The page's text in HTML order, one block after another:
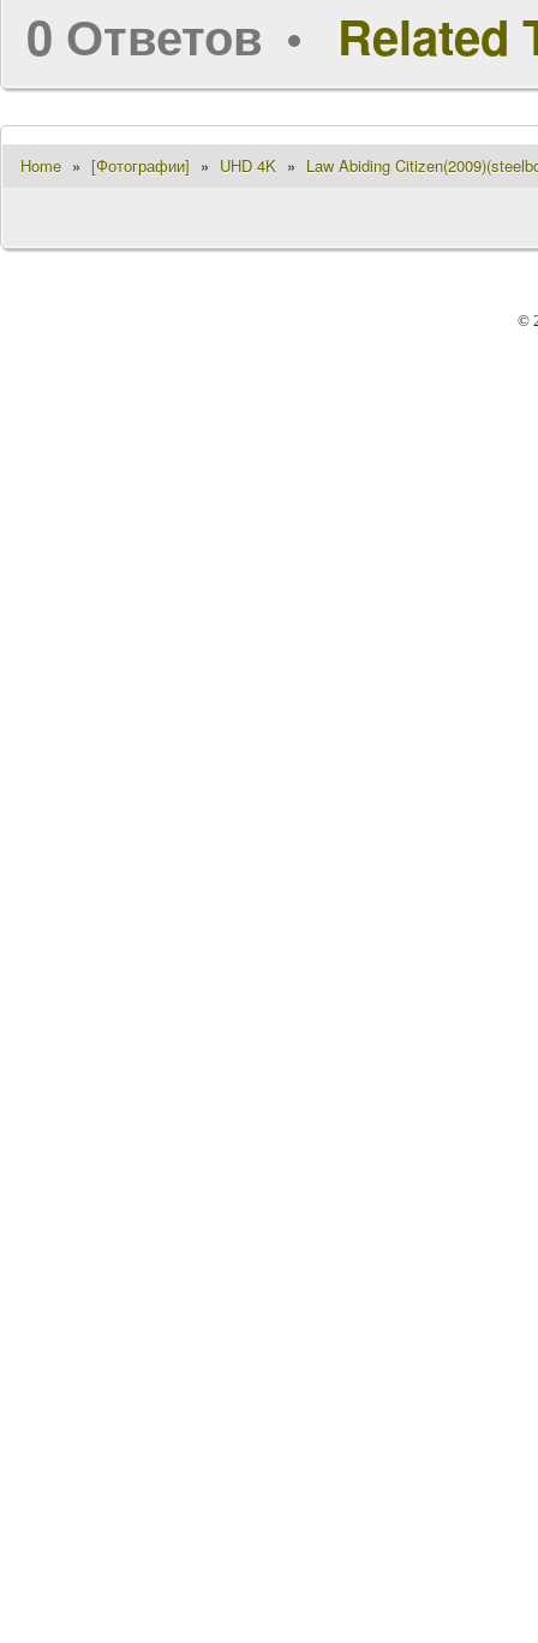
0 Ответов Related
Home » [Фотографии] » UHD 4K » Law Abiding
©